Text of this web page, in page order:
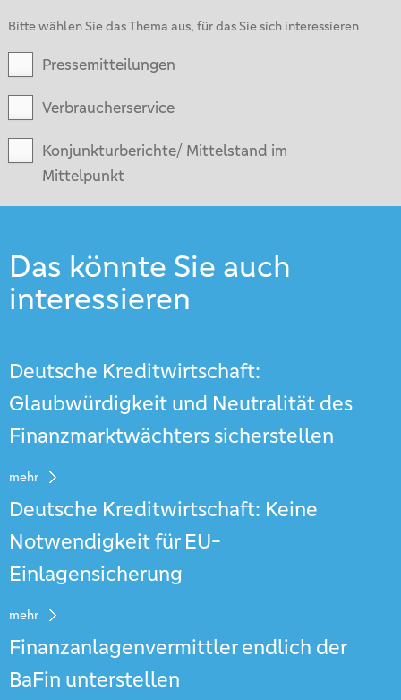
Bitte wählen Sie das Thema aus, für das Sie sich interessieren
Pressemitteilungen
Verbraucherservice
Konjunkturberichte/ Mittelstand im
Mittelpunkt
Das könnte Sie auch
interessieren
Deutsche Kreditwirtschaft:
Glaubwürdigkeit und Neutralität des
Finanzmarktwächters sicherstellen
mehr
Deutsche Kreditwirtschaft: Keine
Notwendigkeit für EU-
Einlagensicherung
mehr
Finanzanlagenvermittler endlich der
BaFin unterstellen